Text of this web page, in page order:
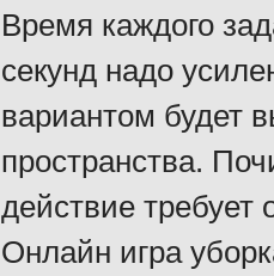
Время каждого
секунд надо
вариантом будет
пространства.
действие требует
Онлайн игра